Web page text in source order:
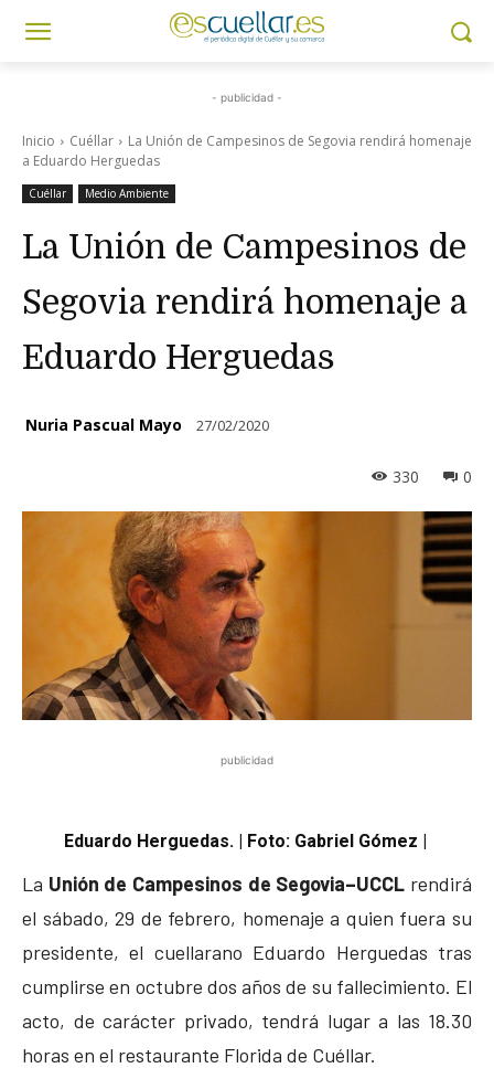
- publicidad -
Inicio Cuéllar
La Unión de Campesinos de Segovia rendirá homenaje
a Eduardo Herguedas
Cuéllar Medio Ambiente
La Unión de Campesinos de
Segovia rendirá homenaje a
Eduardo Herguedas
Nuria Pascual Mayo 27/02/2020
0
330
publicidad
Eduardo Herguedas. | Foto: Gabriel Gómez |
La Unión de Campesinos de Segovia–UCCL rendirá
el sábado, 29 de febrero, homenaje a quien fuera su
presidente, el cuellarano Eduardo Herguedas tras
cumplirse en octubre dos años de su fallecimiento. El
acto, de carácter privado, tendrá lugar a las 18.30
horas en el restaurante Florida de Cuéllar.